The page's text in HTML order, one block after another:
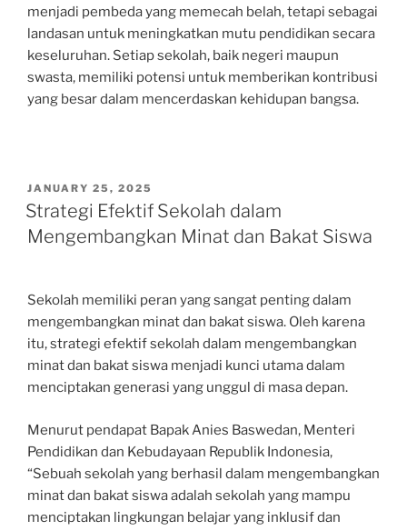
menjadi pembeda yang memecah belah, tetapi sebagai
landasan untuk meningkatkan mutu pendidikan secara
keseluruhan. Setiap sekolah, baik negeri maupun
swasta, memiliki potensi untuk memberikan kontribusi
yang besar dalam mencerdaskan kehidupan bangsa.
POSTED
ON
JANUARY 25, 2025
Strategi Efektif Sekolah dalam
Mengembangkan Minat dan Bakat Siswa
Sekolah memiliki peran yang sangat penting dalam
mengembangkan minat dan bakat siswa. Oleh karena
itu, strategi efektif sekolah dalam mengembangkan
minat dan bakat siswa menjadi kunci utama dalam
menciptakan generasi yang unggul di masa depan.
Menurut pendapat Bapak Anies Baswedan, Menteri
Pendidikan dan Kebudayaan Republik Indonesia,
“Sebuah sekolah yang berhasil dalam mengembangkan
minat dan bakat siswa adalah sekolah yang mampu
menciptakan lingkungan belajar yang inklusif dan